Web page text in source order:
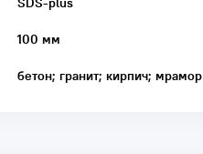
100 мм
бетон; гранит; кирпич; мрамор